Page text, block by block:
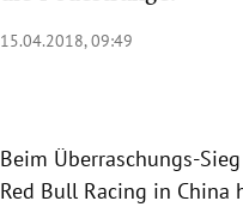
Untermenü
Untermenü
15.04.2018, 09:49
Beim Überraschungs-
Red Bull Racing in China